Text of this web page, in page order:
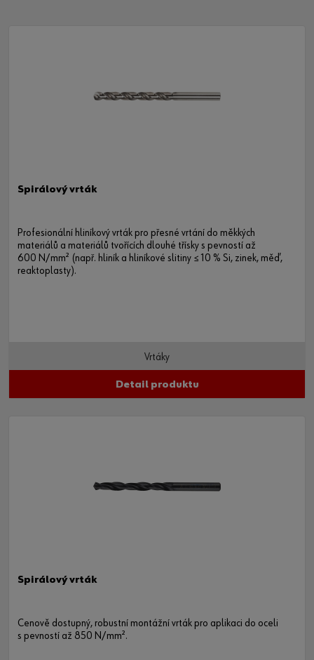
Spirálový vrták
Profesionální hliníkový vrták pro přesné vrtání do měkkých
materiálů a materiálů tvořících dlouhé třísky s pevností až
600 N/mm² (např. hliník a hliníkové slitiny ≤ 10 % Si, zinek, měď,
reaktoplasty).
Vrtáky
Detail produktu
Spirálový vrták
Cenově dostupný, robustní montážní vrták pro aplikaci do oceli
s pevností až 850 N/mm².